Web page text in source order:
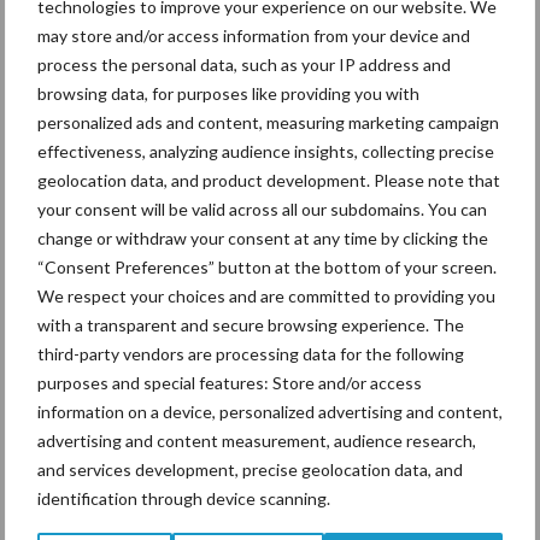
technologies to improve your experience on our website. We
may store and/or access information from your device and
process the personal data, such as your IP address and
browsing data, for purposes like providing you with
personalized ads and content, measuring marketing campaign
effectiveness, analyzing audience insights, collecting precise
geolocation data, and product development. Please note that
your consent will be valid across all our subdomains. You can
change or withdraw your consent at any time by clicking the
“Consent Preferences” button at the bottom of your screen.
We respect your choices and are committed to providing you
with a transparent and secure browsing experience. The
third-party vendors are processing data for the following
purposes and special features: Store and/or access
information on a device, personalized advertising and content,
advertising and content measurement, audience research,
and services development, precise geolocation data, and
identification through device scanning.
De Methys PCS is leverbaar in drie gedragen uitvoeringen van
drie, vier en zes meter en twee getrokken uitvoeringen van zes
en acht meter. SKY Agriculture is een merk van de Burel Group.
Het merk SKY Agriculture levert kunstmeststrooiers,
zaaimachines en grondbewerkingsmachines. SKY Agriculture is in
ATH
De SKY Methys PCS is te zien op de stand vanFarmstore B.V
tijdens de ATH. Ze zijn te vinden op standnummer 7.02
Aanbevolen voor jou!
ForFarmers ziet volume en
marktaandeel groeien in